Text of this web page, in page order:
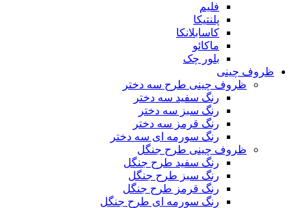
فلیم
پلنتیکا
کاسابلانکا
ماکائو
بلور چک
ظروف چینی
ظروف چینی طرح سه دختر
رنگ سفید سه دختر
رنگ سبز سه دختر
رنگ قرمز سه دختر
رنگ سورمه ای سه دختر
ظروف چینی طرح جنگل
رنگ سفید طرح جنگل
رنگ سبز طرح جنگل
رنگ قرمز طرح جنگل
رنگ سورمه ای طرح جنگل